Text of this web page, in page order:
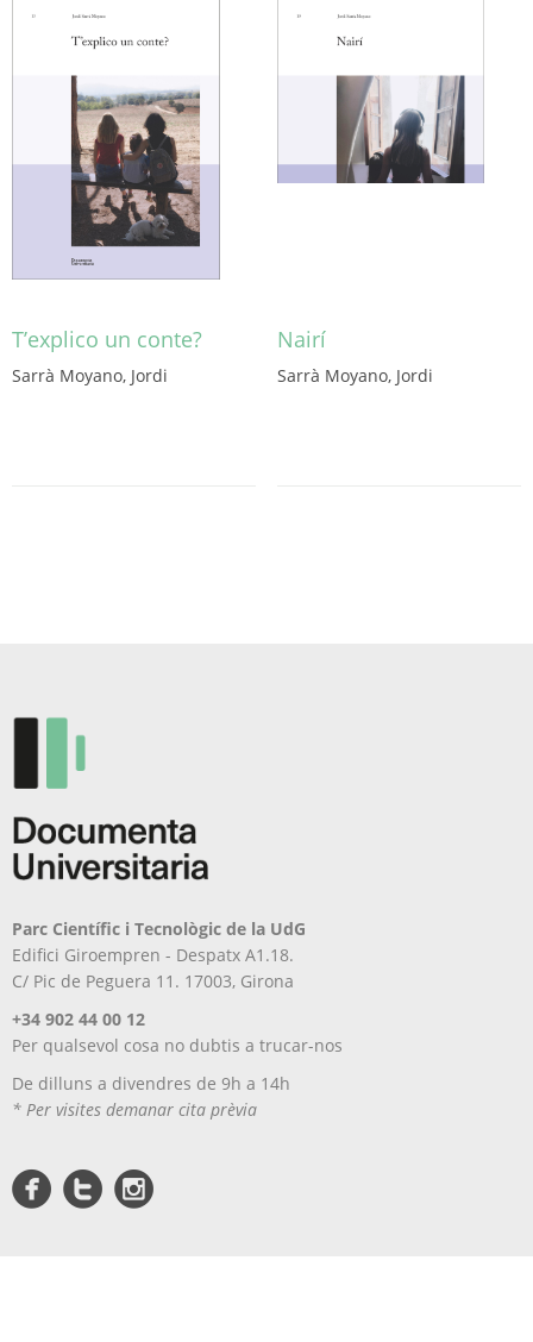
T’explico un conte?
Sarrà Moyano, Jordi
Nairí
Sarrà Moyano, Jordi
Parc Científic i Tecnològic de la UdG
Edifici Giroempren - Despatx A1.18.
C/ Pic de Peguera 11. 17003, Girona
+34 902 44 00 12
Per qualsevol cosa no dubtis a trucar-nos
De dilluns a divendres de 9h a 14h
* Per visites demanar cita prèvia